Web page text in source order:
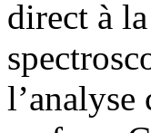
direct à